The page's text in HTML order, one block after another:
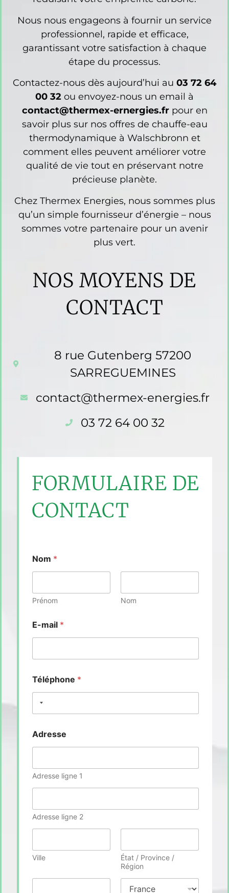
Nous nous engageons à fournir un service
professionnel, rapide et efficace,
garantissant votre satisfaction à chaque
étape du processus.
Contactez-nous dès aujourd’hui au 03 72 64
00 32 ou envoyez-nous un email à
contact@thermex-ernergies.frpour en
savoir plus sur nos offres de chauffe-eau
thermodynamique à Walschbronn et
comment elles peuvent améliorer votre
qualité de vie tout en préservant notre
précieuse planète.
Chez Thermex Energies, nous sommes plus
qu’un simple fournisseur d’énergie – nous
sommes votre partenaire pour un avenir
plus vert.
NOS MOYENS DE
CONTACT
8 rue Gutenberg 57200
SARREGUEMINES
contact@thermex-energies.fr
03 72 64 00 32
FORMULAIRE DE
CONTACT
Nom *
Prénom Nom
E-mail *
Téléphone *
Adresse
Adresse ligne 1
Adresse ligne 2
Ville
État / Province /
Région